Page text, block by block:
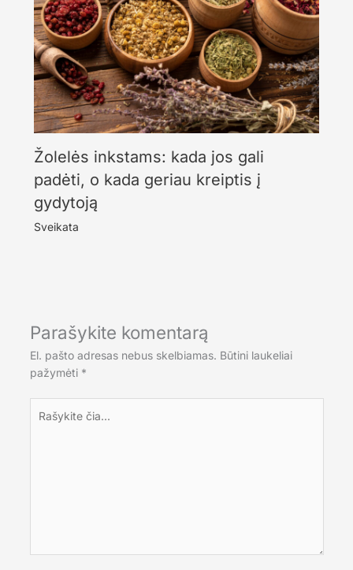
Žolelės inkstams: kada jos gali
padėti, o kada geriau kreiptis į
gydytoją
Sveikata
Parašykite komentarą
El. pašto adresas nebus skelbiamas. Būtini laukeliai
pažymėti *
čia...